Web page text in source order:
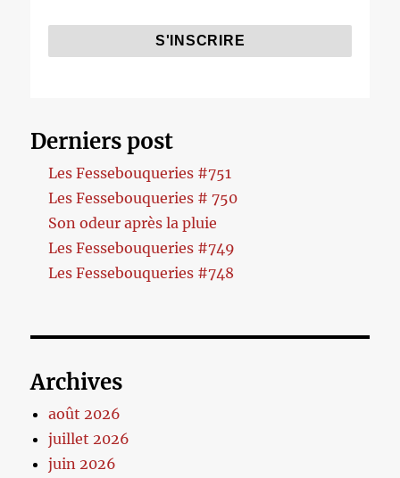
Derniers post
Les Fessebouqueries #751
Les Fessebouqueries # 750
Son odeur après la pluie
Les Fessebouqueries #749
Les Fessebouqueries #748
Archives
août 2026
juillet 2026
juin 2026